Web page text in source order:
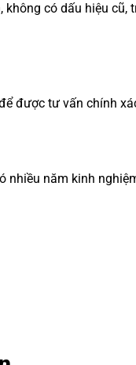
có dấu hiệu cũ,
được tư vấn chính
nhiều năm kinh